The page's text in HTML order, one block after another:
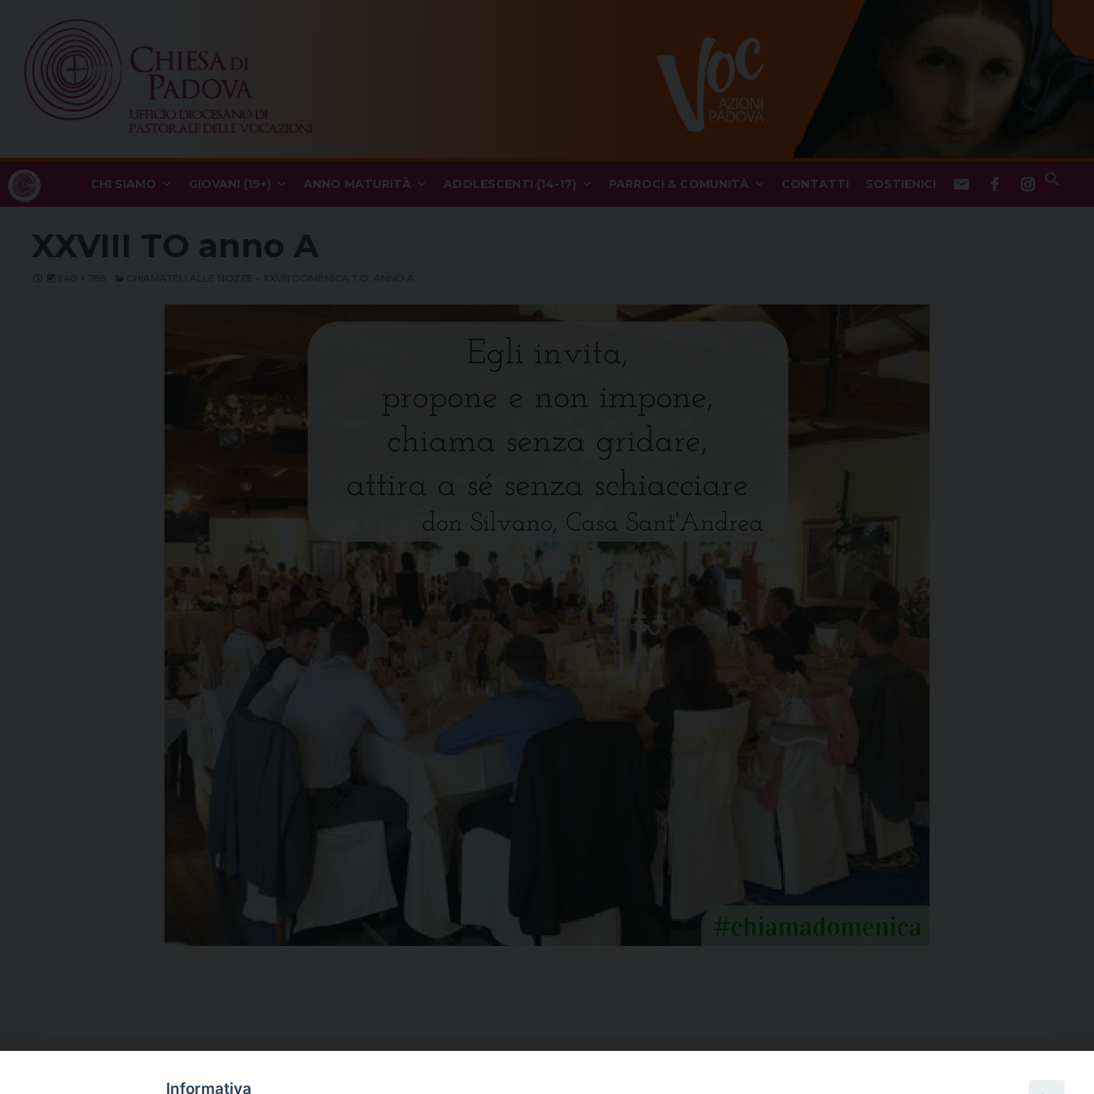
content
CHI SIAMO GIOVANI (19+) ANNO MATURITÀ ADOLESCENTI (14-17) PARROCI & COMUNITÀ CONTATTI SOSTIENICI
XXVIII TO anno A
940 × 788 CHIAMATELI ALLE NOZZE – XXVIII DOMENICA T.O. ANNO A
Informativa